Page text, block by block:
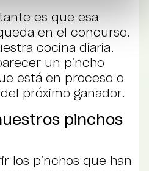
es que esa
en el concurso.
cocina diaria.
un pincho
está en proceso o
próximo ganador.
pinchos
los pinchos que han